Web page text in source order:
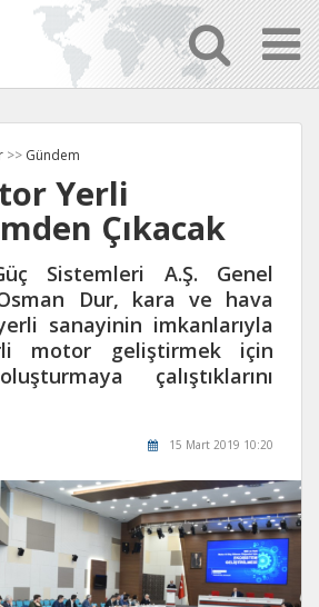
>> Gündem
Yerli
Çıkacak
Sistemleri A.Ş. Genel
Dur, kara ve hava
sanayinin imkanlarıyla
motor geliştirmek için
çalıştıklarını
15 Mart 2019 10:20